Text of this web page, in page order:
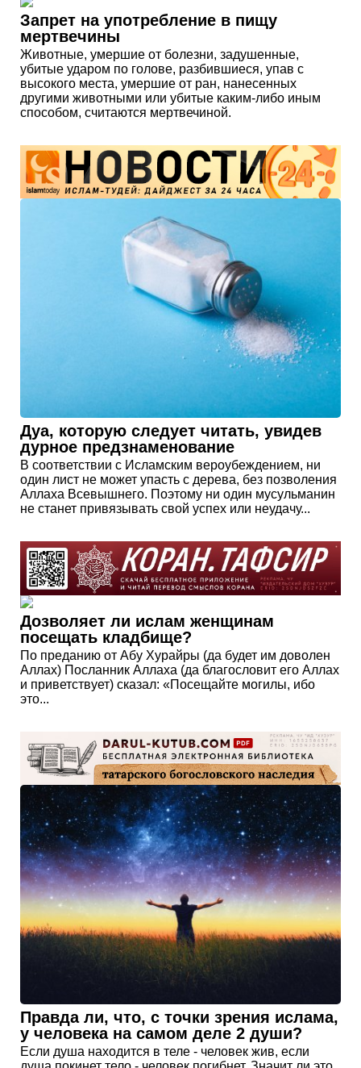
Запрет на употребление в пищу
мертвечины
Животные, умершие от болезни, задушенные,
убитые ударом по голове, разбившиеся, упав с
высокого места, умершие от ран, нанесенных
другими животными или убитые каким-либо иным
способом, считаются мертвечиной.
Дуа, которую следует читать, увидев
дурное предзнаменование
В соответствии с Исламским вероубеждением, ни
один лист не может упасть с дерева, без позволения
Аллаха Всевышнего. Поэтому ни один мусульманин
не станет привязывать свой успех или неудачу...
Дозволяет ли ислам женщинам
посещать кладбище?
По преданию от Абу Хурайры (да будет им доволен
Аллах) Посланник Аллаха (да благословит его Аллах
и приветствует) сказал: «Посещайте могилы, ибо
это...
Правда ли, что, с точки зрения ислама,
у человека на самом деле 2 души?
Если душа находится в теле - человек жив, если